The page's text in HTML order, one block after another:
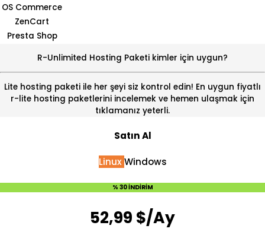
OS Commerce
ZenCart
Presta Shop
R-Unlimited Hosting Paketi kimler için uygun?
Lite hosting paketi ile her şeyi siz kontrol edin! En uygun fiyatlı
r-lite hosting paketlerini incelemek ve hemen ulaşmak için
tıklamanız yeterli.
Satın Al
LinuxWindows
% 30 İNDİRİM
52,99 $/Ay